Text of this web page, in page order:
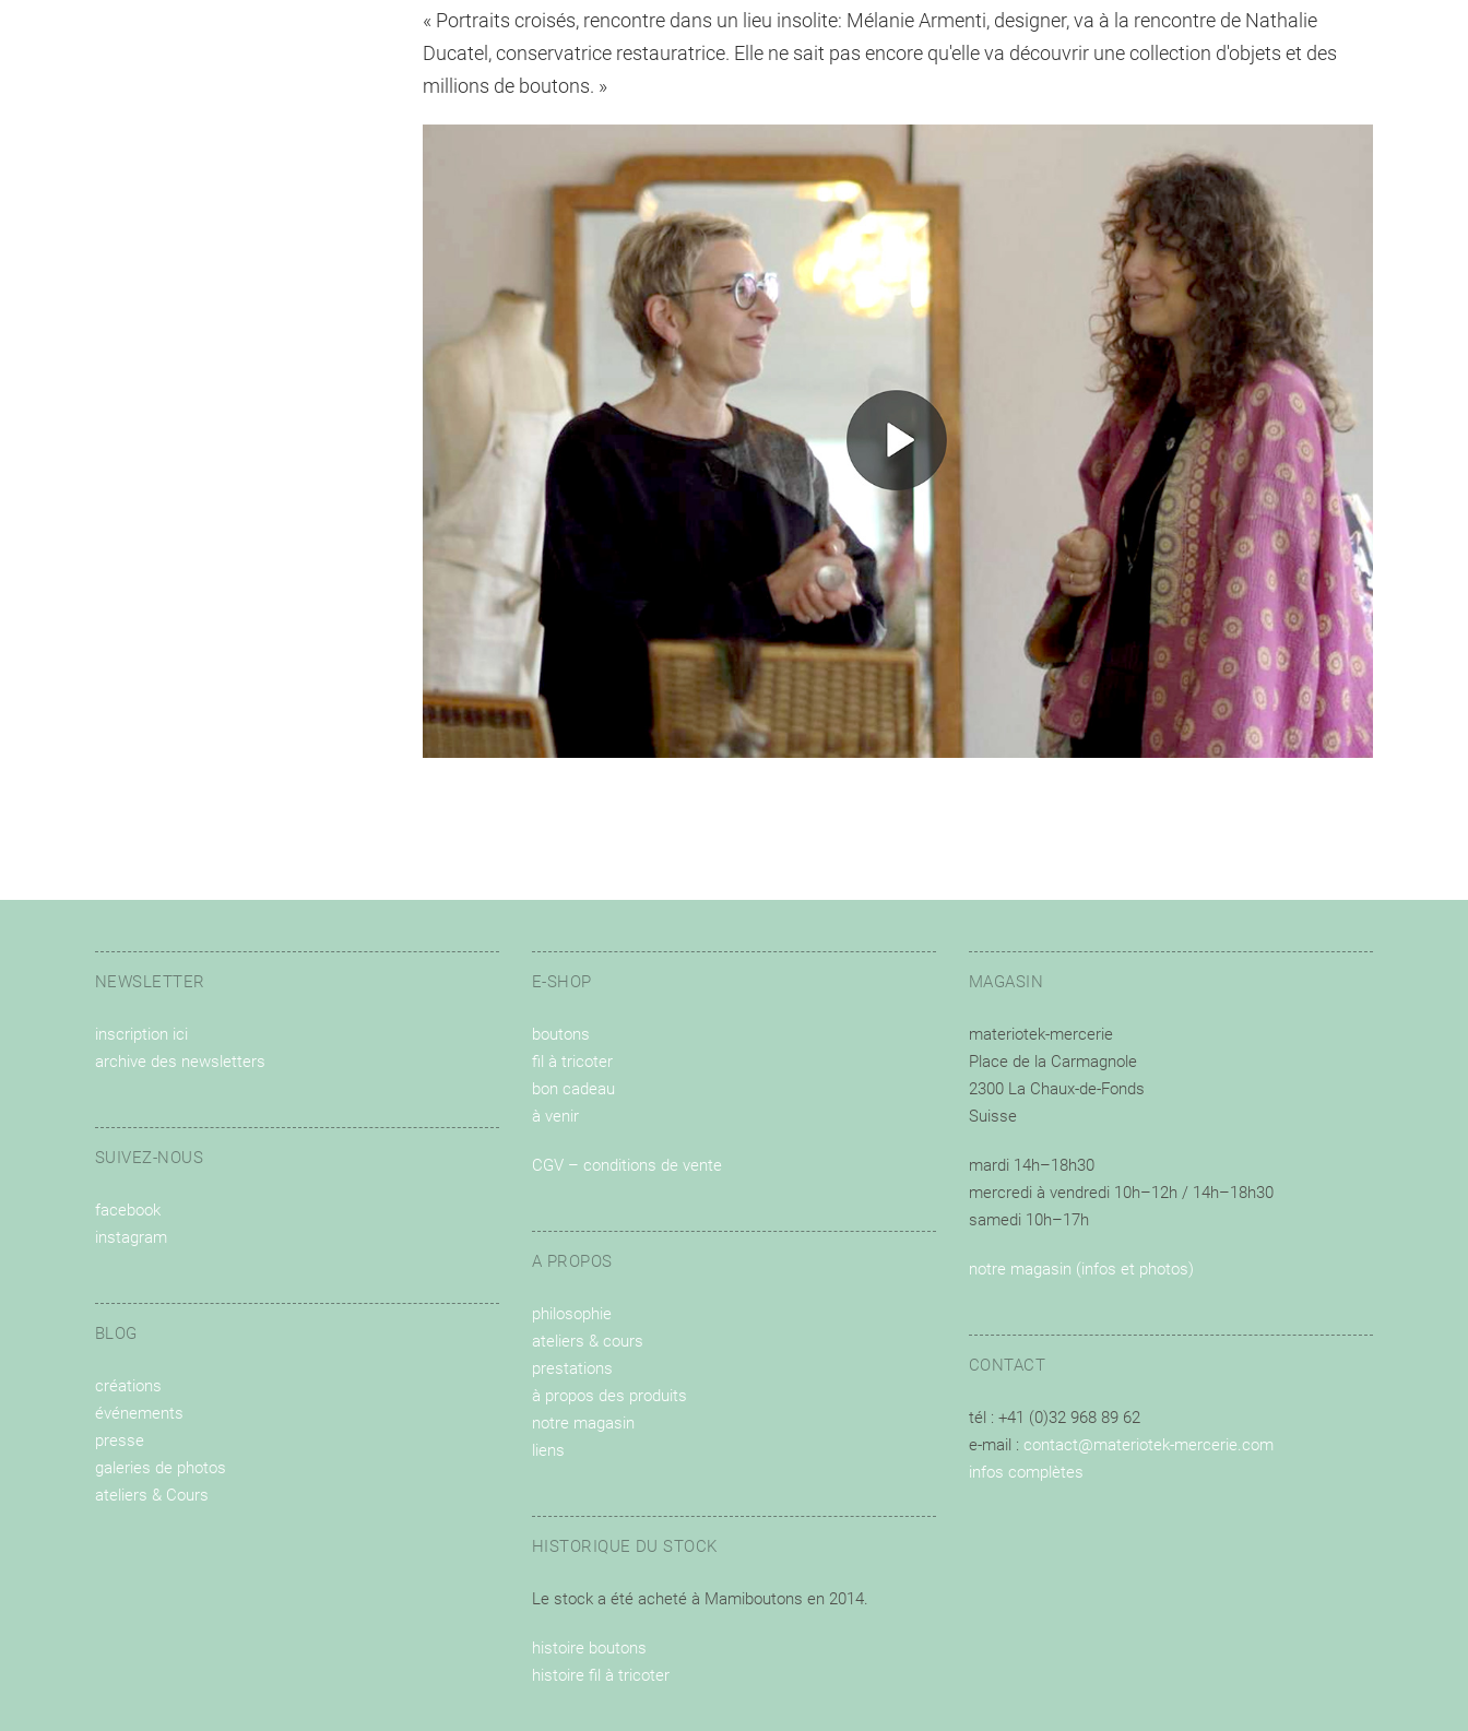
« Portraits croisés, rencontre dans un lieu insolite: Mélanie Armenti, designer, va à la rencontre de Nathalie
Ducatel, conservatrice restauratrice. Elle ne sait pas encore qu'elle va découvrir une collection d'objets et des
millions de boutons. »
NEWSLETTER
inscription ici
archive des newsletters
SUIVEZ-NOUS
facebook
instagram
BLOG
créations
événements
presse
galeries de photos
ateliers & Cours
E-SHOP
boutons
fil à tricoter
bon cadeau
à venir
CGV – conditions de vente
A PROPOS
philosophie
ateliers & cours
prestations
à propos des produits
notre magasin
liens
HISTORIQUE DU STOCK
Le stock a été acheté à Mamiboutons en 2014.
histoire boutons
histoire fil à tricoter
MAGASIN
materiotek-mercerie
Place de la Carmagnole
2300 La Chaux-de-Fonds
Suisse
mardi 14h–18h30
mercredi à vendredi 10h–12h / 14h–18h30
samedi 10h–17h
notre magasin (infos et photos)
CONTACT
tél : +41 (0)32 968 89 62
e-mail : contact@materiotek-mercerie.com
infos complètes